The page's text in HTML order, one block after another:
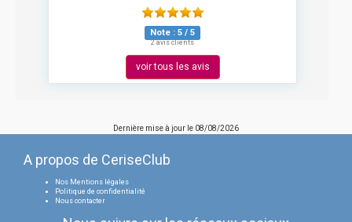
Note : 5 / 5
2 avis clients
voir tous les avis
Dernière mise à jour le 08/08/2026
A propos de CeriseClub
Nos Mentions légales
Politique de confidentialité
Nous contacter